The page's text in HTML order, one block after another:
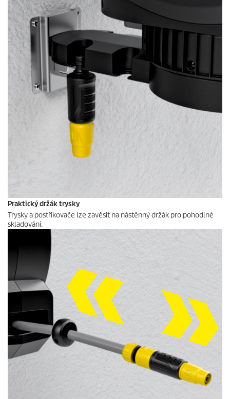
Praktický držák trysky
Trysky a postřikovače lze zavěsit na nástěnný držák pro pohodlné
skladování.